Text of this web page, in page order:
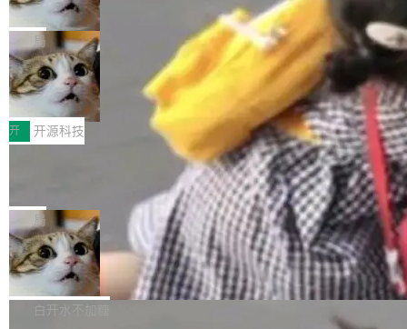
（<a href="https://bugzilla.mozilla.org/show_
bug.cgi?id=204...
orkers 跑了十年 Isolate。用 CEO Matthew Pri
nce 的话说：「我们一生都在用 Isolate 运行代
码，而 AI Agent 不需要容器，它们需要的是 Iso
late。」 容器为什么不合适 容器的问题在于启动
和销毁都太重了。一个 Agent 要执行的任务可能
只需要几毫秒的 CPU 时间，但容器从冷启动到
就绪要花数秒。如果未来有十...
诉讼，称“Apple is getting this wron
g”
上个月，苹果一纸诉状把 OpenAI 告上法庭，指
控其挖角苹果前员工并窃取商业秘密。苹果的诉
状把 OpenAI 描述成一个系统性地从前东家挖
人、套取机密信息的对手。 OpenAI 没发律师
函，也没选择庭外沉默。它在官网贴了一篇博
文，标题只有六个字：Apple is getting this wro
ng。 然后，它把邮件往来和 iMessage 聊天记
录全贴了出来。 他发错人了 苹果外部律师 Gabr
iel Gross 来自 Weil 律所，2 月 23 日下午 5:53
给 OpenAI 总法律顾问 Che Chang 发了封邮
件，附了一封长信，要求 OpenAI 配合调查前苹
果员工带走机密信...
局
HUAWEI MatePad Edge上架WorkBu
ddy鸿蒙PC版，说话就能干活的AI办公
搭子
全能AI工作台WorkBuddy鸿蒙PC版上架HUAWE
I MatePad Edge应用市场，直接下载即可使
用，与鸿蒙电脑上的体验一致。值得一提的是，
这是目前市面上唯一支持平板接入WorkBuddy P
C版的产品，搭载“人机双写”重磅功能——你写
你的，AI写AI的，同屏协作互不干扰。一句话让
AI帮你干活，现在开启全新体验！ 温馨提示：
体验WorkBuddy鸿蒙PC版前，请将 HUAWEI M
atePad Edge 升级至 HarmonyOS 6.1.0.135S
P9 patch03及以上版本。 *升级路径：设置 > 搜
开 开源科技
FFmpeg 9.0 发布：代号“Lei”，以此纪
全球知名开源多媒体框架 FFmpeg 今天正式发
布了 9.0 版本。这个版本除了带来新一代音视频
处理能力和硬件加速支持之外，还有一个特殊之
处：FFmpeg 9.0 的代号是“Lei”。 这个名字，
来自中国开发者雷霄骅（Lei Xiaohua）。 对于
很多中国音视频开发者而言，这个名字并不陌
局
亚马逊成本失控：AI 写代码烧掉 1215
万元，超预算 860%
外媒近日曝光了亚马逊的多份内部报告显示，AI
导致公司在多个项目上超支。《金融时报》报道
白开水不加糖